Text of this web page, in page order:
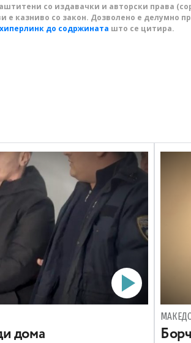
со издавачки и авторски права
е казниво со закон. Дозволено е делумно
хиперлинк до содржината што се цитира.
дома